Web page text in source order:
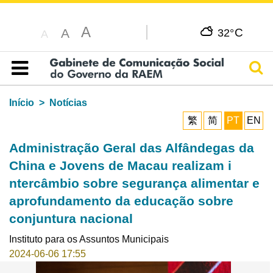
A A A 32°C
Índice
Início
Notícias
繁
简 PT EN
Administração Geral das Alfândegas da
China e Jovens de Macau realizam i
ntercâmbio sobre segurança alimentar e
aprofundamento da educação sobre
conjuntura nacional
Instituto para os Assuntos Municipais
2024-06-06 17:55